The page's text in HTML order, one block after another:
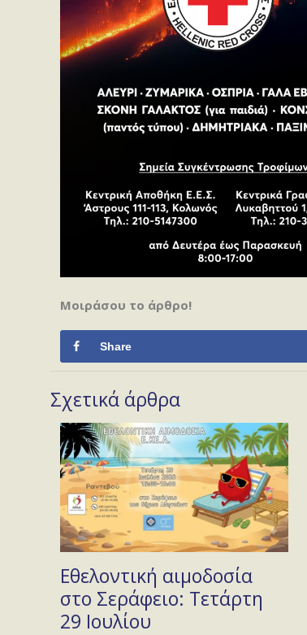
Μοιράσου το άρθρο!
Share
Σχετικά άρθρα
Εθελοντική αιμοδοσία
στο Σεράφειο: Τετάρτη
29 Ιουλίου